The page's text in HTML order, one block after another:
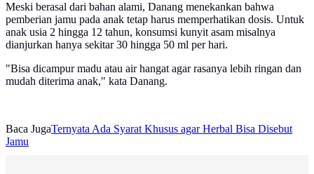
Meski berasal dari bahan alami, Danang menekankan bahwa
pemberian jamu pada anak tetap harus memperhatikan dosis. Untuk
anak usia 2 hingga 12 tahun, konsumsi kunyit asam misalnya
dianjurkan hanya sekitar 30 hingga 50 ml per hari.
"Bisa dicampur madu atau air hangat agar rasanya lebih ringan dan
mudah diterima anak," kata Danang.
Baca JugaTernyata Ada Syarat Khusus agar Herbal Bisa Disebut
Jamu